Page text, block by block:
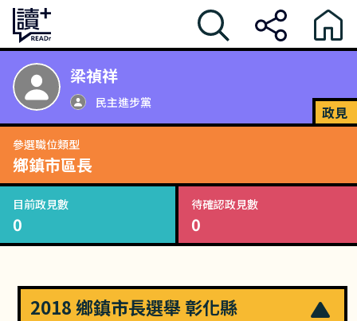
梁禎祥
民主進步黨
政見
參選職位類型
鄉鎮市區長
目前政見數
0
待確認政見數
0
2018 鄉鎮市長選舉 彰化縣